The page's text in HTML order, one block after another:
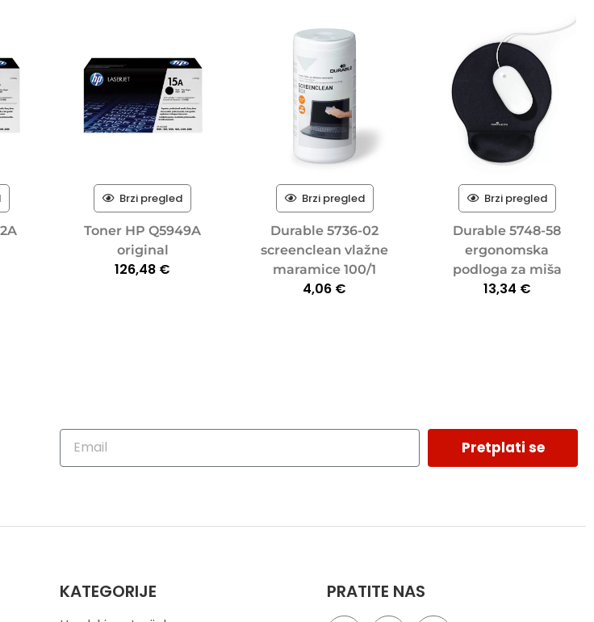
Brzi pregled
Toner HP Q5949A
original
126,48 €
Brzi pregled
Durable 5736-02
screenclean vlažne
maramice 100/1
4,06 €
Brzi pregled
Durable 5748-58
ergonomska
podloga za miša
13,34 €
Pretplati se
KATEGORIJE PRATITE NAS